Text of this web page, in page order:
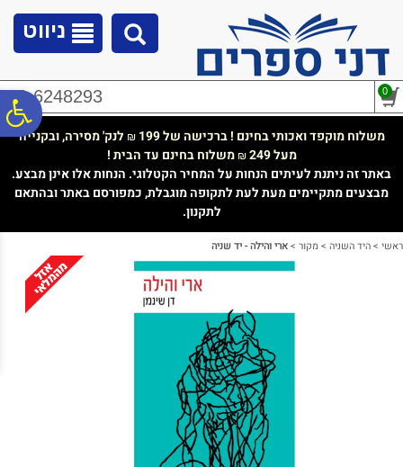
נגישות
ניווט
02-6248293 0
משלוח מוקפד ואכותי בחינם ! ברכישה של 199 ₪ לנק' מסירה, ובקנייה
מעל 249
₪משלוח בחינם עד הבית !
באתר זה ניתנת לעיתים הנחות על המחיר הקטלוגי. הנחות אלו אינן מבצע.
מבצעים מתקיימים מעת לעת לתקופה מוגבלת, כמפורסם באתר ובהתאם
לתקנון.
ראשי >היד השניה >מקור >ארי והילה - יד שניה